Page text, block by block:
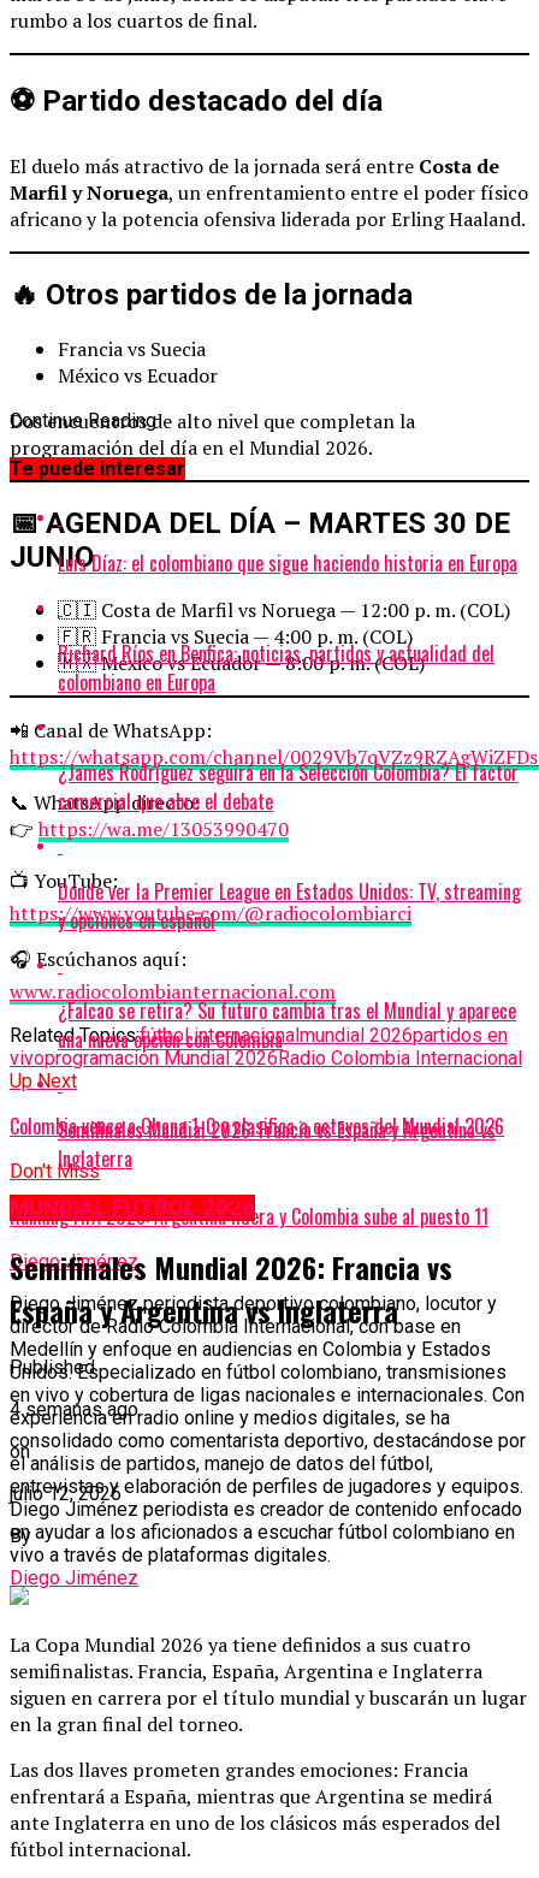
rumbo a los cuartos de final.
⚽ Partido destacado del día
El duelo más atractivo de la jornada será entre Costa de
Marfil y Noruega, un enfrentamiento entre el poder físico
africano y la potencia ofensiva liderada por Erling Haaland.
🔥 Otros partidos de la jornada
Francia vs Suecia
México vs Ecuador
Dos encuentros de alto nivel que completan la
programación del día en el Mundial 2026.
📅 AGENDA DEL DÍA – MARTES 30 DE
JUNIO
🇨🇮 Costa de Marfil vs Noruega — 12:00 p. m. (COL)
🇫🇷 Francia vs Suecia — 4:00 p. m. (COL)
🇲🇽 México vs Ecuador — 8:00 p. m. (COL)
📲 Canal de WhatsApp:
https://whatsapp.com/channel/
📞 WhatsApp directo:
👉https://wa.me/13053990470
📺 YouTube:
https://www.youtube.com/@radiocolombiarci
🎧 Escúchanos aquí:
www.radiocolombianternacional.com
Related Topics:fútbol internacional mundial 2026partidos en
vivoprogramación Mundial 2026 Radio Colombia Internacional
Up Next
Colombia vence a Ghana 1-0 y clasifica a octavos del Mundial 2026
Don't Miss
Ranking FIFA 2026: Argentina lidera y Colombia sube al puesto 11
Diego Jiménez
Diego Jiménez periodista deportivo colombiano, locutor y
director de Radio Colombia Internacional, con base en
Medellín y enfoque en audiencias en Colombia y Estados
Unidos. Especializado en fútbol colombiano, transmisiones
en vivo y cobertura de ligas nacionales e internacionales. Con
experiencia en radio online y medios digitales, se ha
consolidado como comentarista deportivo, destacándose por
el análisis de partidos, manejo de datos del fútbol,
entrevistas y elaboración de perfiles de jugadores y equipos.
Diego Jiménez periodista es creador de contenido enfocado
en ayudar a los aficionados a escuchar fútbol colombiano en
vivo a través de plataformas digitales.
Continue Reading
Te puede interesar
Luis Díaz: el colombiano que sigue haciendo historia en Europa
Richard Ríos en Benfica: noticias, partidos y actualidad del
colombiano en Europa
¿James Rodríguez seguirá en la Selección Colombia? El factor
comercial que abre el debate
Dónde ver la Premier League en Estados Unidos: TV, streaming
y opciones en español
¿Falcao se retira? Su futuro cambia tras el Mundial y aparece
una nueva opción con Colombia
Semifinales Mundial 2026: Francia vs España y Argentina vs
Inglaterra
MUNDIAL FÚTBOL 2026
Semifinales Mundial 2026: Francia vs
España y Argentina vs Inglaterra
Published
4 semanas ago
on
julio 12, 2026
By
Diego Jiménez
La Copa Mundial 2026 ya tiene definidos a sus cuatro
semifinalistas. Francia, España, Argentina e Inglaterra
siguen en carrera por el título mundial y buscarán un lugar
en la gran final del torneo.
Las dos llaves prometen grandes emociones: Francia
enfrentará a España, mientras que Argentina se medirá
ante Inglaterra en uno de los clásicos más esperados del
fútbol internacional.